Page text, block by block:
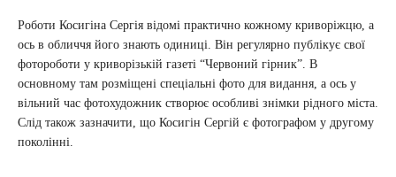
Роботи Косигіна Сергія відомі практично кожному криворіжцю, а
ось в обличчя його знають одиниці. Він регулярно публікує свої
фотороботи у криворізькій газеті “Червоний гірник”. В
основному там розміщені спеціальні фото для видання, а ось у
вільний час фотохудожник створює особливі знімки рідного міста.
Слід також зазначити, що Косигін Сергій є фотографом у другому
поколінні.